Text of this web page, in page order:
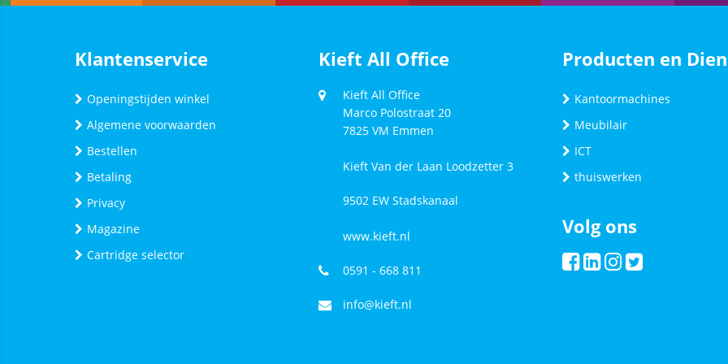
Klantenservice
Openingstijden winkel
Algemene voorwaarden
Bestellen
Betaling
Privacy
Magazine
Cartridge selector
Kieft All Office
Kieft All Office
Marco Polostraat 20
7825 VM Emmen
Kieft Van der Laan Loodzetter 3
9502 EW Stadskanaal
www.kieft.nl
0591 - 668 811
info@kieft.nl
Producten en
Kantoormachines
Meubilair
ICT
thuiswerken
Volg ons